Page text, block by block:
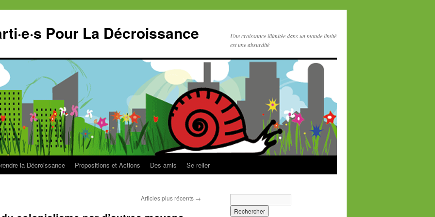
Pour La Décroissance
Une croissance illimitée dans un monde limité
est une absurdité
la Décroissance Propositions et Actions Des amis Se relier
Articles plus récents →